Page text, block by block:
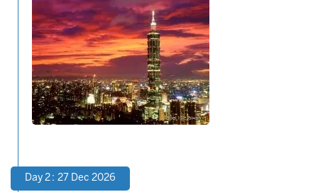
Day 2 : 27 Dec 2026